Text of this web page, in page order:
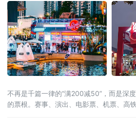
的重要进展。在试点
不再是千篇一律的“满200减50”，而是深
的票根。赛事、演出、电影票、机票、高